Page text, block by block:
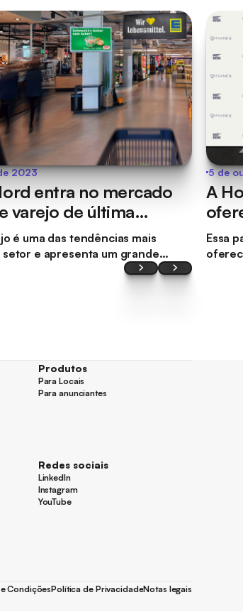
2023
entra no mercado
varejo de última
FRAMEN a Online
é uma das tendências mais
e apresenta um grande
e vendas para marcas e
no setor digital quanto no físico.
5 de
A
Essa
Produtos
Para Locais
Para Locais
Para anunciantes
Redes sociais
LinkedIn
LinkedIn
Instagram
Instagram
YouTube
CondiçõesPolítica de PrivacidadeNotas legais